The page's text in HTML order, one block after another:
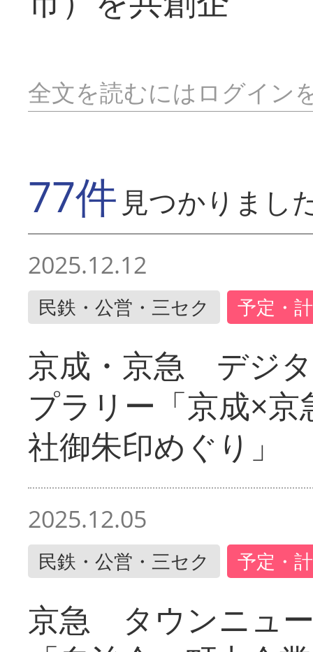
全文を読むにはログイン
77件 見つかりまし
2025.12.12
民鉄・公営・三セク 予定・
京成・京急 デジ
プラリー「京成×
社御朱印めぐり」
2025.12.05
民鉄・公営・三セク 予定・
京急 タウンニュ